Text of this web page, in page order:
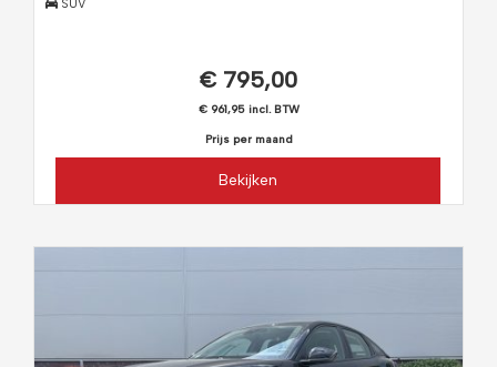
SUV
€ 795,00
€ 961,95 incl. BTW
Prijs per maand
Bekijken